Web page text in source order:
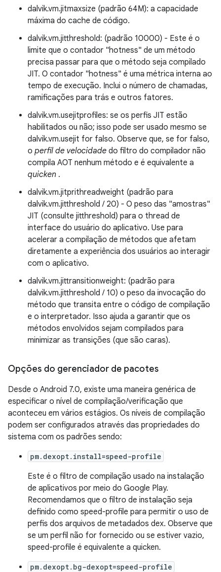
dalvik.vm.jitmaxsize (padrão 64M): a capacidade
máxima do cache de código.
dalvik.vm.jitthreshold: (padrão 10000) - Este é o
limite que o contador "hotness" de um método
precisa passar para que o método seja compilado
JIT. O contador "hotness" é uma métrica interna ao
tempo de execução. Inclui o número de chamadas,
ramificações para trás e outros fatores.
dalvik.vm.usejitprofiles: se os perfis JIT estão
habilitados ou não; isso pode ser usado mesmo se
dalvik.vm.usejit for falso. Observe que, se for falso,
o perfil de velocidade do filtro do compilador não
compila AOT nenhum método e é equivalente a
quicken .
dalvik.vm.jitprithreadweight (padrão para
dalvik.vm.jitthreshold / 20) - O peso das "amostras"
JIT (consulte jitthreshold) para o thread de
interface do usuário do aplicativo. Use para
acelerar a compilação de métodos que afetam
diretamente a experiência dos usuários ao interagir
com o aplicativo.
dalvik.vm.jittransitionweight: (padrão para
dalvik.vm.jitthreshold / 10) o peso da invocação do
método que transita entre o código de compilação
e o interpretador. Isso ajuda a garantir que os
métodos envolvidos sejam compilados para
minimizar as transições (que são caras).
Opções do gerenciador de pacotes
Desde o Android 7.0, existe uma maneira genérica de
especificar o nível de compilação/verificação que
aconteceu em vários estágios. Os níveis de compilação
podem ser configurados através das propriedades do
sistema com os padrões sendo:
pm.dexopt.install=speed-profile
Este é o filtro de compilação usado na instalação
de aplicativos por meio do Google Play.
Recomendamos que o filtro de instalação seja
definido como speed-profile para permitir o uso de
perfis dos arquivos de metadados dex. Observe que
se um perfil não for fornecido ou se estiver vazio,
speed-profile é equivalente a quicken.
pm.dexopt.bg-dexopt=speed-profile